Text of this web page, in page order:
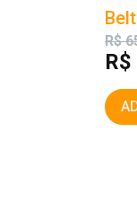
Belt
R$
R$